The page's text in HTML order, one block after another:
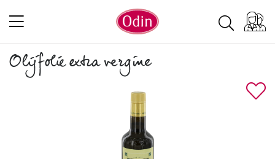
Olijfolie extra vergine